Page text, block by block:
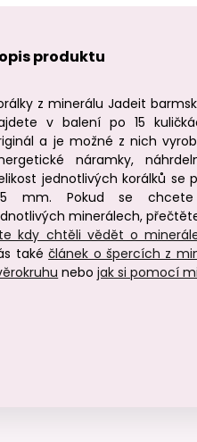
produktu
z minerálu Jadeit
v balení po 15
a je možné z nich
náramky,
jednotlivých korálků se
mm. Pokud se
minerálech,
kdy chtěli vědět o
takéčlánek o špercích z
nebojak si pomocí